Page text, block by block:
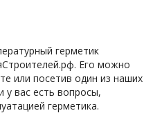
герметик
Его можно
или посетив один из наших
у вас есть вопросы,
герметика.